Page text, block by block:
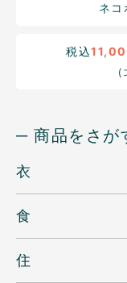
ネコ
税込
─ 商品をさが
衣
食
住